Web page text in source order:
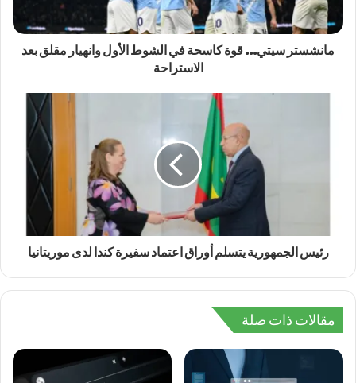
مانشستر سيتي… قوة كاسحة في الشوط الأول وانهيار مقلق بعد
الاستراحة
رئيس الجمهورية يتسلم أوراق اعتماد سفيرة كندا لدى موريتانيا
مقالات ذات صلة